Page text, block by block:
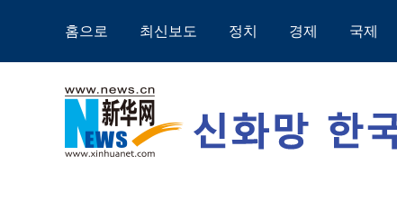
홈으로 최신보도 정치 경제 국제